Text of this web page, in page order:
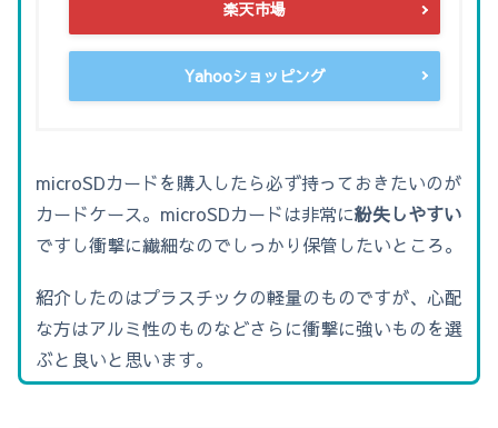
楽天市場
Yahooショッピング
microSDカードを購入したら必ず持っておきたいのが
カードケース。microSDカードは非常に紛失しやすい
ですし衝撃に繊細なのでしっかり保管したいところ。
紹介したのはプラスチックの軽量のものですが、心配
な方はアルミ性のものなどさらに衝撃に強いものを選
ぶと良いと思います。